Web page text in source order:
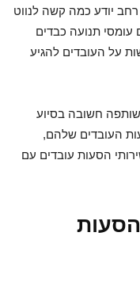
רחב יודע כמה קשה לנווט
תנועה כבדים
על העובדים להגיע
חשובה בסיוע
העובדים שלהם,
הסעות עובדים עם
הסעות